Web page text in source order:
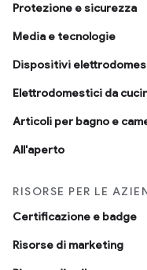
Protezione e sicurezza
Media e tecnologie
Dispositivi
Elettrodomestici da
Articoli per bagno e
All'aperto
RISORSE PER LE
Certificazione e badge
Risorse di marketing